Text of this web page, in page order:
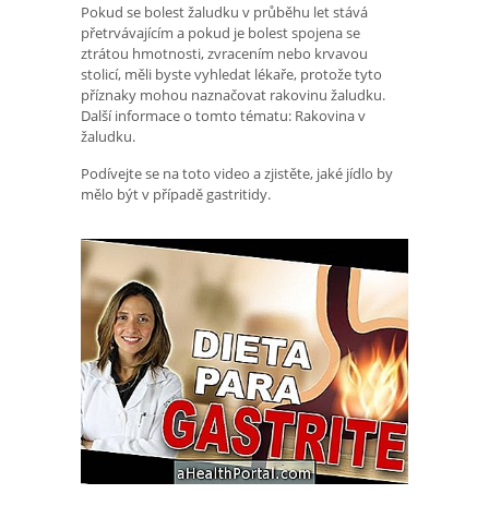
Pokud se bolest žaludku v průběhu let stává
přetrvávajícím a pokud je bolest spojena se
ztrátou hmotnosti, zvracením nebo krvavou
stolicí, měli byste vyhledat lékaře, protože tyto
příznaky mohou naznačovat rakovinu žaludku.
Další informace o tomto tématu: Rakovina v
žaludku.
Podívejte se na toto video a zjistěte, jaké jídlo by
mělo být v případě gastritidy.